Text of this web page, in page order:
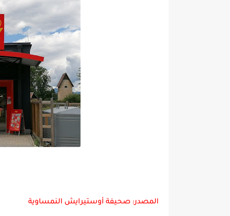
المصدر: صحيفة أوستيرايش النمساوية